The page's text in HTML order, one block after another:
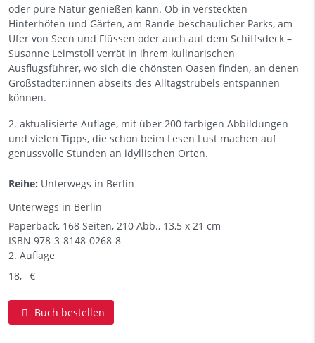
oder pure Natur genießen kann. Ob in versteckten
Hinterhöfen und Gärten, am Rande beschaulicher Parks, am
Ufer von Seen und Flüssen oder auch auf dem Schiffsdeck –
Susanne Leimstoll verrät in ihrem kulinarischen
Ausflugsführer, wo sich die chönsten Oasen finden, an denen
Großstädter:innen abseits des Alltagstrubels entspannen
können.
2. aktualisierte Auflage, mit über 200 farbigen Abbildungen
und vielen Tipps, die schon beim Lesen Lust machen auf
genussvolle Stunden an idyllischen Orten.
Reihe: Unterwegs in Berlin
Unterwegs in Berlin
Paperback, 168 Seiten, 210 Abb., 13,5 x 21 cm
ISBN 978-3-8148-0268-8
2. Auflage
18,– €
Buch bestellen